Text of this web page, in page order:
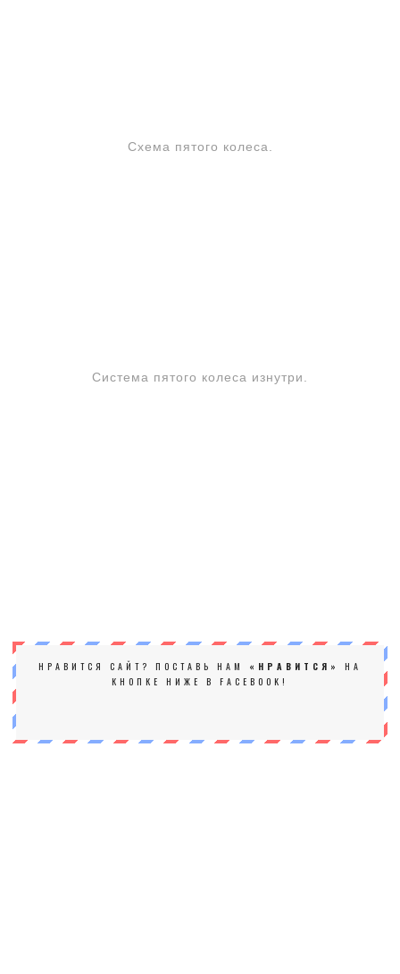
Схема пятого колеса.
Система пятого колеса изнутри.
НРАВИТСЯ САЙТ? ПОСТАВЬ НАМ «НРАВИТСЯ»
НА
КНОПКЕ НИЖЕ В FACEBOOK!